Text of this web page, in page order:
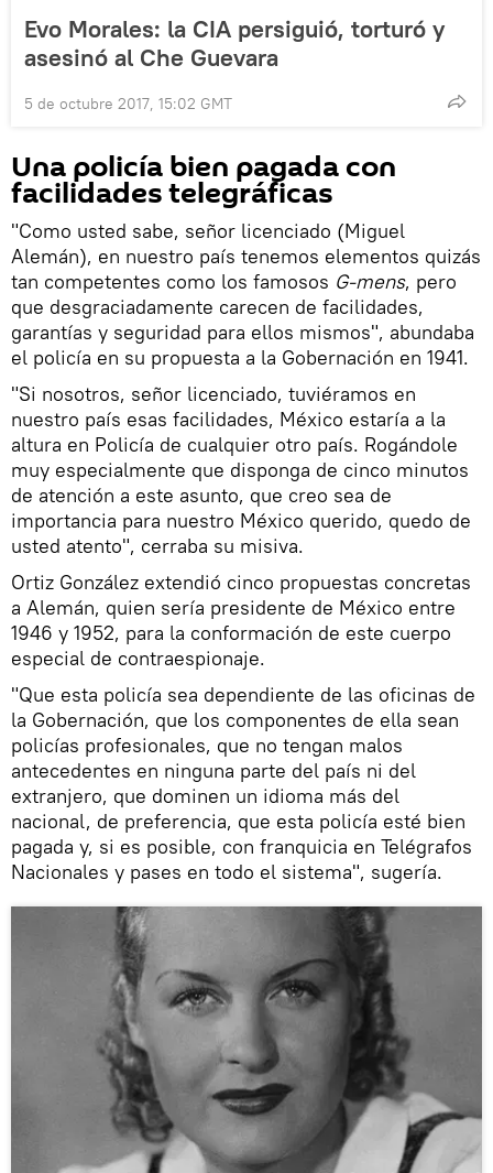
Evo Morales: la CIA persiguió, torturó y
asesinó al Che Guevara
5 de octubre 2017, 15:02 GMT
Una policía bien pagada con
facilidades telegráficas
"Como usted sabe, señor licenciado (Miguel
Alemán), en nuestro país tenemos elementos quizás
tan competentes como los famosos G-mens, pero
que desgraciadamente carecen de facilidades,
garantías y seguridad para ellos mismos", abundaba
el policía en su propuesta a la Gobernación en 1941.
"Si nosotros, señor licenciado, tuviéramos en
nuestro país esas facilidades, México estaría a la
altura en Policía de cualquier otro país. Rogándole
muy especialmente que disponga de cinco minutos
de atención a este asunto, que creo sea de
importancia para nuestro México querido, quedo de
usted atento", cerraba su misiva.
Ortiz González extendió cinco propuestas concretas
a Alemán, quien sería presidente de México entre
1946 y 1952, para la conformación de este cuerpo
especial de contraespionaje.
"Que esta policía sea dependiente de las oficinas de
la Gobernación, que los componentes de ella sean
policías profesionales, que no tengan malos
antecedentes en ninguna parte del país ni del
extranjero, que dominen un idioma más del
nacional, de preferencia, que esta policía esté bien
pagada y, si es posible, con franquicia en Telégrafos
Nacionales y pases en todo el sistema", sugería.